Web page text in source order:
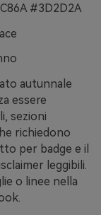
#3D2D2A
autunnale
essere
sezioni
richiedono
per badge e il
leggibili.
o linee nella